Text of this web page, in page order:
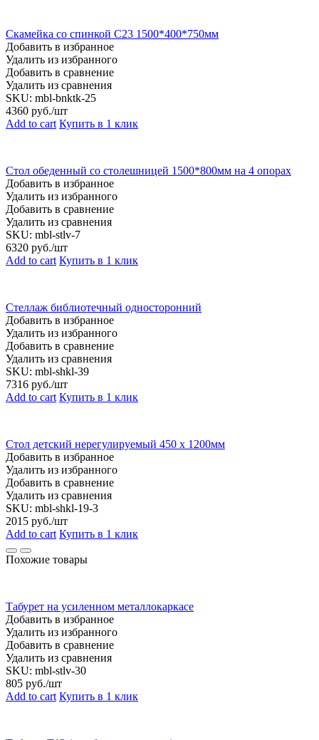
Скамейка со спинкой С23 1500*400*750мм
Добавить в избранное
Удалить из избранного
Добавить в сравнение
Удалить из сравнения
SKU: mbl-bnktk-25
4360 руб./шт
Add to cart Купить в 1 клик
Стол обеденный со столешницей 1500*800мм на 4 опорах
Добавить в избранное
Удалить из избранного
Добавить в сравнение
Удалить из сравнения
SKU: mbl-stlv-7
6320 руб./шт
Add to cart Купить в 1 клик
Стеллаж библиотечный односторонний
Добавить в избранное
Удалить из избранного
Добавить в сравнение
Удалить из сравнения
SKU: mbl-shkl-39
7316 руб./шт
Add to cart Купить в 1 клик
Стол детский нерегулируемый 450 х 1200мм
Добавить в избранное
Удалить из избранного
Добавить в сравнение
Удалить из сравнения
SKU: mbl-shkl-19-3
2015 руб./шт
Add to cart Купить в 1 клик
Похожие товары
Табурет на усиленном металлокаркасе
Добавить в избранное
Удалить из избранного
Добавить в сравнение
Удалить из сравнения
SKU: mbl-stlv-30
805 руб./шт
Add to cart Купить в 1 клик